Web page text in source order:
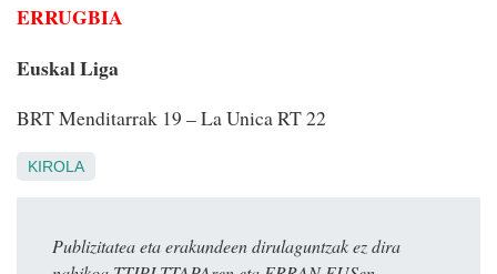
ERRUGBIA
Euskal Liga
BRT Menditarrak 19 – La Unica RT 22
KIROLA
Publizitatea eta erakundeen dirulaguntzak ez dira